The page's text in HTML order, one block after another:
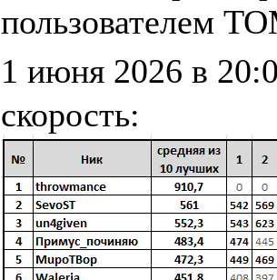
пользователем
1 июня 2026 в
скорость: